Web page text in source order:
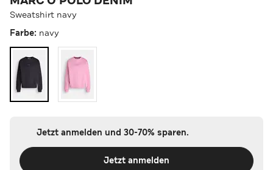
Sweatshirt navy
Farbe: navy
Jetzt anmelden und 30-70% sparen.
Jetzt anmelden